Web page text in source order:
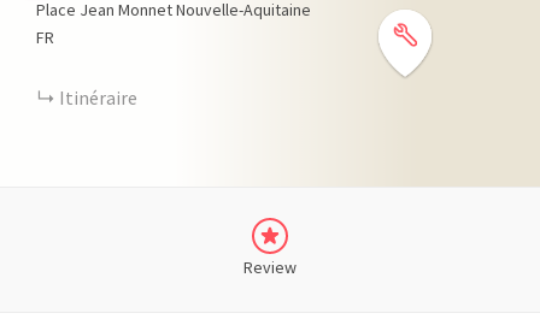
Place Jean MonnetNouvelle-Aquitaine
FR
Itinéraire
Review